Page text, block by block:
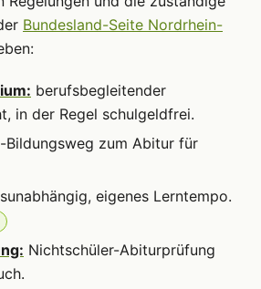
Bundesland-Seite Nordrhein-
berufsbegleitender
in der Regel schulgeldfrei.
Bildungsweg zum Abitur für
eigenes Lerntempo.
Nichtschüler-Abiturprüfung